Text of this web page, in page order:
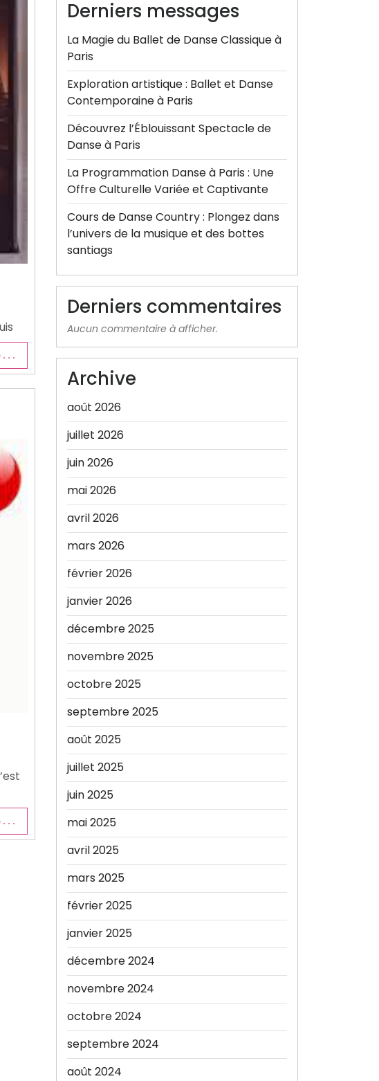
. .
. .
Derniers messages
La Magie du Ballet de Danse Classique à
Paris
Exploration artistique : Ballet et Danse
Contemporaine à Paris
Découvrez l’Éblouissant Spectacle de
Danse à Paris
La Programmation Danse à Paris : Une
Offre Culturelle Variée et Captivante
Cours de Danse Country : Plongez dans
l’univers de la musique et des bottes
santiags
Derniers commentaires
Aucun commentaire à afficher.
Archive
août 2026
juillet 2026
juin 2026
mai 2026
avril 2026
mars 2026
février 2026
janvier 2026
décembre 2025
novembre 2025
octobre 2025
septembre 2025
août 2025
juillet 2025
juin 2025
mai 2025
avril 2025
mars 2025
février 2025
janvier 2025
décembre 2024
novembre 2024
octobre 2024
septembre 2024
août 2024